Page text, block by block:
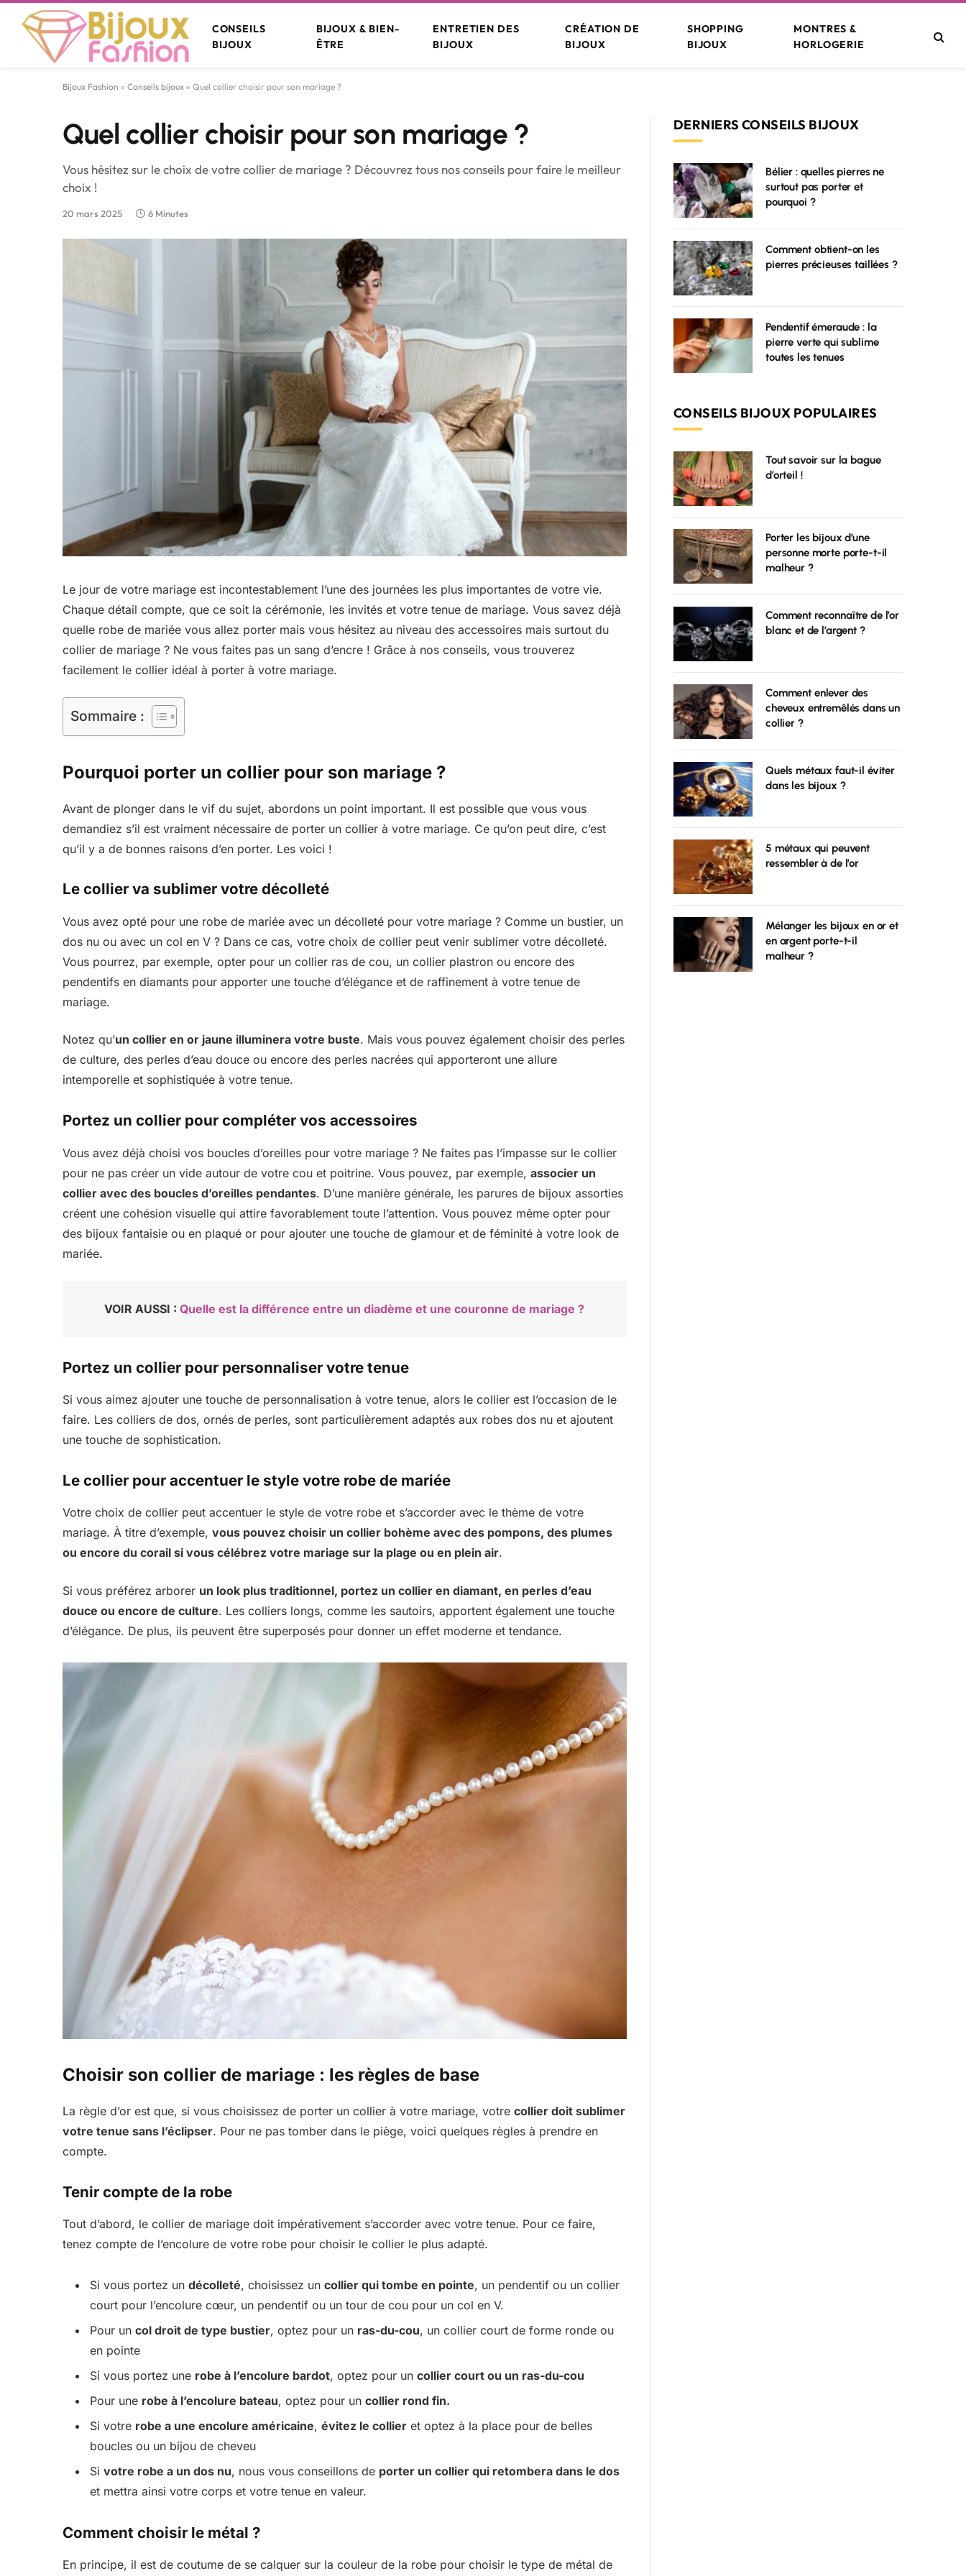
CONSEILS
BIJOUX
BIJOUX & BIEN-
ÊTRE
ENTRETIEN DES
BIJOUX
CRÉATION DE
BIJOUX
SHOPPING
BIJOUX
MONTRES &
HORLOGERIE
Bijoux Fashion » Conseils bijoux » Quel collier choisir pour son mariage ?
Quel collier choisir pour son mariage ?
Vous hésitez sur le choix de votre collier de mariage ? Découvrez tous nos conseils pour faire le meilleur
choix !
20 mars 2025 6 Minutes
Le jour de votre mariage est incontestablement l’une des journées les plus importantes de votre vie.
Chaque détail compte, que ce soit la cérémonie, les invités et votre tenue de mariage. Vous savez déjà
quelle robe de mariée vous allez porter mais vous hésitez au niveau des accessoires mais surtout du
collier de mariage ? Ne vous faites pas un sang d’encre ! Grâce à nos conseils, vous trouverez
facilement le collier idéal à porter à votre mariage.
Sommaire :
Pourquoi porter un collier pour son mariage ?
Avant de plonger dans le vif du sujet, abordons un point important. Il est possible que vous vous
demandiez s’il est vraiment nécessaire de porter un collier à votre mariage. Ce qu’on peut dire, c’est
qu’il y a de bonnes raisons d’en porter. Les voici !
Le collier va sublimer votre décolleté
Vous avez opté pour une robe de mariée avec un décolleté pour votre mariage ? Comme un bustier, un
dos nu ou avec un col en V ? Dans ce cas, votre choix de collier peut venir sublimer votre décolleté.
Vous pourrez, par exemple, opter pour un collier ras de cou, un collier plastron ou encore des
pendentifs en diamants pour apporter une touche d’élégance et de raffinement à votre tenue de
mariage.
Notez qu’un collier en or jaune illuminera votre buste. Mais vous pouvez également choisir des perles
de culture, des perles d’eau douce ou encore des perles nacrées qui apporteront une allure
intemporelle et sophistiquée à votre tenue.
Portez un collier pour compléter vos accessoires
Vous avez déjà choisi vos boucles d’oreilles pour votre mariage ? Ne faites pas l’impasse sur le collier
pour ne pas créer un vide autour de votre cou et poitrine. Vous pouvez, par exemple, associer un
collier avec des boucles d’oreilles pendantes. D’une manière générale, les parures de bijoux assorties
créent une cohésion visuelle qui attire favorablement toute l’attention. Vous pouvez même opter pour
des bijoux fantaisie ou en plaqué or pour ajouter une touche de glamour et de féminité à votre look de
mariée.
VOIR AUSSI :Quelle est la différence entre un diadème et une couronne de mariage ?
Portez un collier pour personnaliser votre tenue
Si vous aimez ajouter une touche de personnalisation à votre tenue, alors le collier est l’occasion de le
faire. Les colliers de dos, ornés de perles, sont particulièrement adaptés aux robes dos nu et ajoutent
une touche de sophistication.
Le collier pour accentuer le style votre robe de mariée
Votre choix de collier peut accentuer le style de votre robe et s’accorder avec le thème de votre
mariage. À titre d’exemple, vous pouvez choisir un collier bohème avec des pompons, des plumes
ou encore du corail si vous célébrez votre mariage sur la plage ou en plein air.
Si vous préférez arborer un look plus traditionnel, portez un collier en diamant, en perles d’eau
douce ou encore de culture. Les colliers longs, comme les sautoirs, apportent également une touche
d’élégance. De plus, ils peuvent être superposés pour donner un effet moderne et tendance.
Choisir son collier de mariage : les règles de base
La règle d’or est que, si vous choisissez de porter un collier à votre mariage, votre collier doit sublimer
votre tenue sans l’éclipser. Pour ne pas tomber dans le piège, voici quelques règles à prendre en
compte.
Tenir compte de la robe
Tout d’abord, le collier de mariage doit impérativement s’accorder avec votre tenue. Pour ce faire,
tenez compte de l’encolure de votre robe pour choisir le collier le plus adapté.
Si vous portez un décolleté, choisissez un collier qui tombe en pointe, un pendentif ou un collier
court pour l’encolure cœur, un pendentif ou un tour de cou pour un col en V.
Pour un col droit de type bustier, optez pour un ras-du-cou, un collier court de forme ronde ou
en pointe
Si vous portez une robe à l’encolure bardot, optez pour un collier court ou un ras-du-cou
Pour une robe à l’encolure bateau, optez pour un collier rond fin.
Si votre robe a une encolure américaine, évitez le collier et optez à la place pour de belles
boucles ou un bijou de cheveu
Si votre robe a un dos nu, nous vous conseillons de porter un collier qui retombera dans le dos
et mettra ainsi votre corps et votre tenue en valeur.
Comment choisir le métal ?
En principe, il est de coutume de se calquer sur la couleur de la robe pour choisir le type de métal de
DERNIERS CONSEILS BIJOUX
Bélier : quelles pierres ne
surtout pas porter et
pourquoi ?
Comment obtient-on les
pierres précieuses taillées ?
Pendentif émeraude : la
pierre verte qui sublime
toutes les tenues
CONSEILS BIJOUX POPULAIRES
Tout savoir sur la bague
d’orteil !
Porter les bijoux d’une
personne morte porte-t-il
malheur ?
Comment reconnaître de l’or
blanc et de l’argent ?
Comment enlever des
cheveux entremêlés dans un
collier ?
Quels métaux faut-il éviter
dans les bijoux ?
5 métaux qui peuvent
ressembler à de l’or
Mélanger les bijoux en or et
en argent porte-t-il
malheur ?